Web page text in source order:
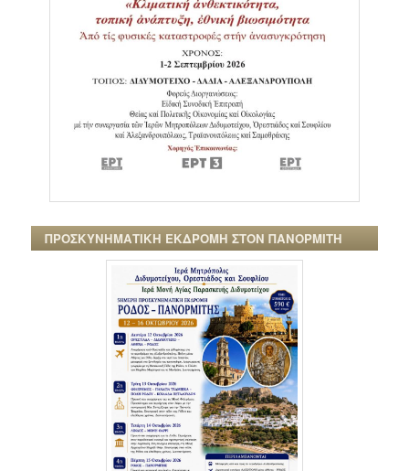
ΠΡΟΣΚΥΝΗΜΑΤΙΚΗ ΕΚΔΡΟΜΗ ΣΤΟΝ ΠΑΝΟΡΜΙΤΗ